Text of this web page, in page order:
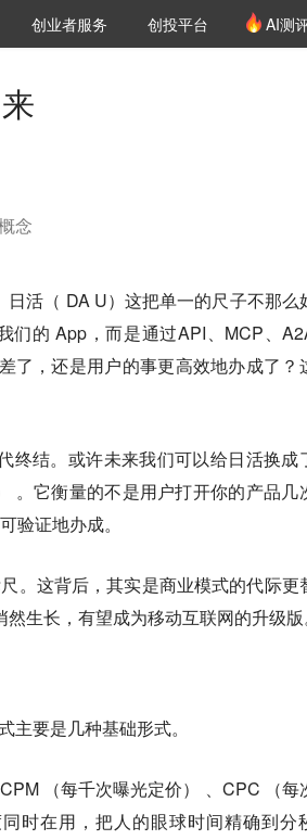
创投氪堂
创业者服务 创投平台 AI测
念
活（ DA U）这把单一的尺子不那么
的 App，而是通过API、MCP、
了，还是用户的事更高效地办成了？
终结。或许未来我们可以给日活换成
。它衡量的不是用户打开你的产品几
验证地办成。
。这背后，其实是商业模式的代际更
生长，有望成为移动互联网的升级版
主要是几种基础形式。
（每千次曝光定价） 、CPC （每
时在用，把人的眼球时间精确到分